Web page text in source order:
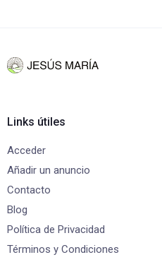
Links útiles
Acceder
Añadir un anuncio
Contacto
Blog
Política de Privacidad
Términos y Condiciones